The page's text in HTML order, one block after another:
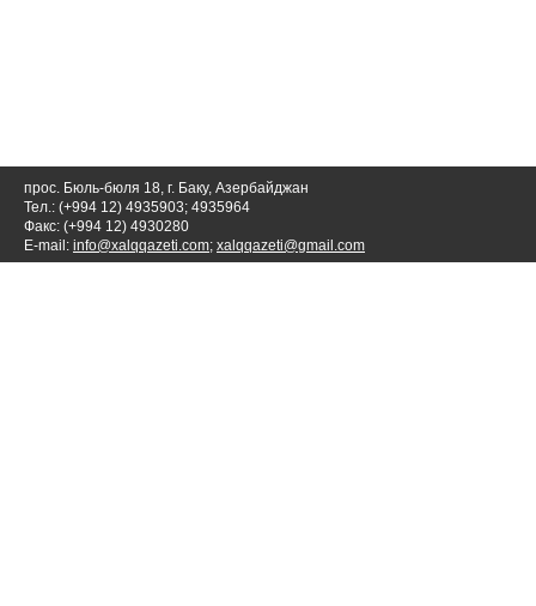
прос. Бюль-бюля 18, г. Баку, Азербайджан
Тел.: (+994 12) 4935903; 4935964
Факс: (+994 12) 4930280
E-mail: info@xalqqazeti.com; xalqqazeti@gmail.com